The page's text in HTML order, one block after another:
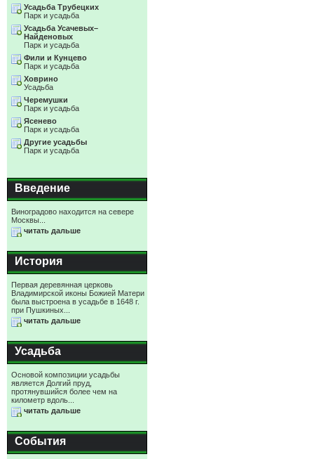
Усадьба Трубецких
Парк и усадьба
Усадьба Усачевых–
Найденовых
Парк и усадьба
Фили и Кунцево
Парк и усадьба
Ховрино
Усадьба
Черемушки
Парк и усадьба
Ясенево
Парк и усадьба
Другие усадьбы
Парк и усадьба
Введение
Виноградово находится на севере
Москвы...
читать дальше
История
Первая деревянная церковь
Владимирской иконы Божией Матери
была выстроена в усадьбе в 1648 г.
при Пушкиных...
читать дальше
Усадьба
Основой композиции усадьбы
является Долгий пруд,
протянувшийся более чем на
километр вдоль...
читать дальше
События